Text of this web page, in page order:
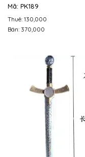
Mã: PK189
Thuê: 130,000
Bán: 370,000